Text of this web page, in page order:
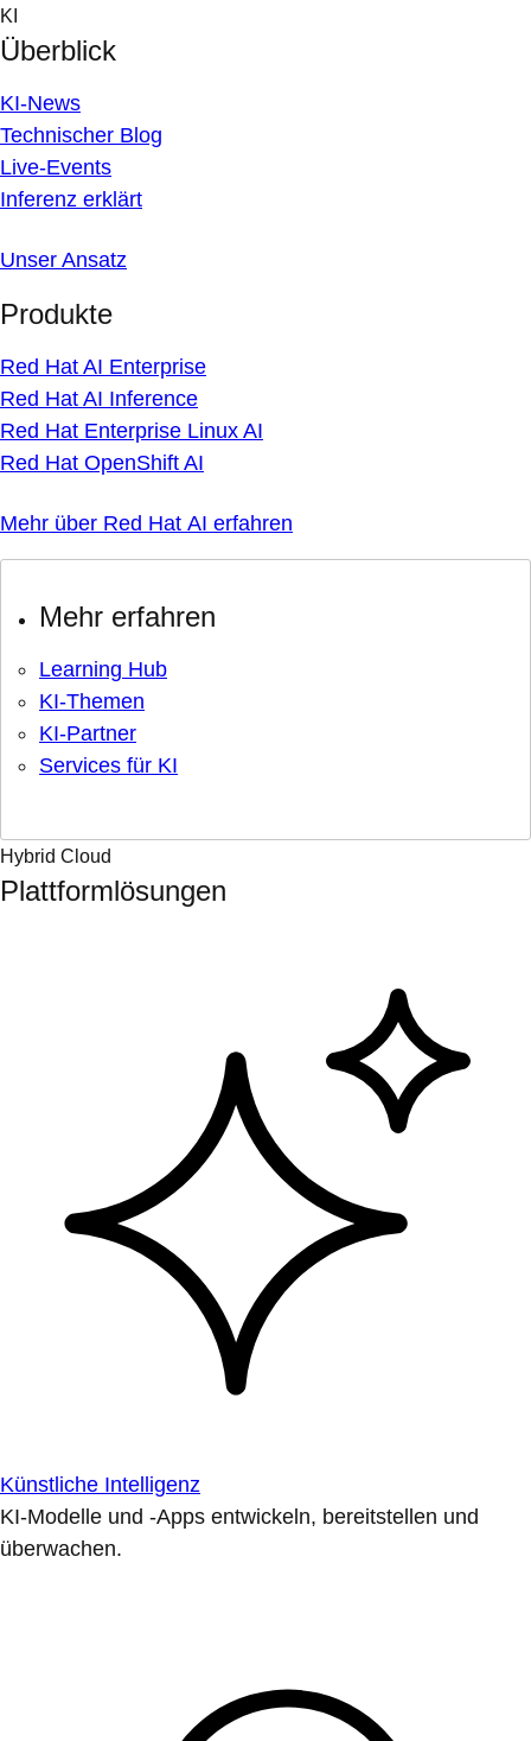
Skip
to
content
KI
Überblick
KI-News
Technischer Blog
Live-Events
Inferenz erklärt
Unser Ansatz
Produkte
Red Hat AI Enterprise
Red Hat AI Inference
Red Hat Enterprise Linux AI
Red Hat OpenShift AI
Mehr über Red Hat AI erfahren
Mehr erfahren
Learning Hub
KI-Themen
KI-Partner
Services für KI
Hybrid Cloud
Plattformlösungen
Künstliche Intelligenz
KI-Modelle und -Apps entwickeln, bereitstellen und
überwachen.